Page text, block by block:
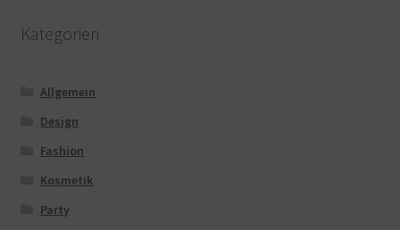
Kategorien
Allgemein
Design
Fashion
Kosmetik
Party